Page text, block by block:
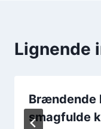
Lignende
Brændende
smagfulde